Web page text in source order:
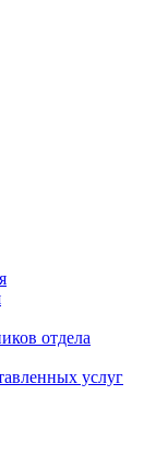
отдела
услуг